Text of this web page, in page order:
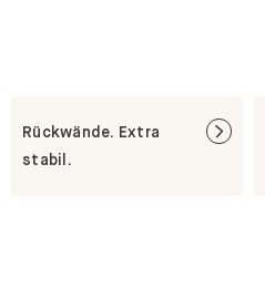
Rückwände. Extra
stabil.